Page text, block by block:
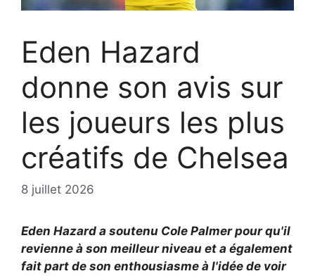
Eden Hazard
donne son avis sur
les joueurs les plus
créatifs de Chelsea
8 juillet 2026
Eden Hazard a soutenu Cole Palmer pour qu'il
revienne à son meilleur niveau et a également
fait part de son enthousiasme à l'idée de voir